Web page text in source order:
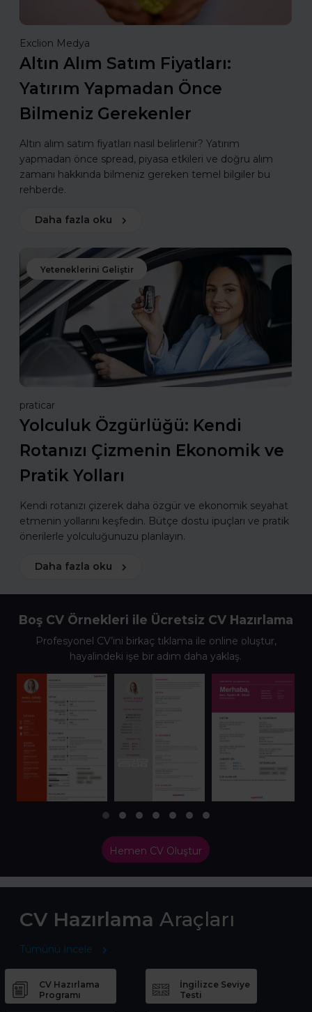
Exclion Medya
Altın Alım Satım Fiyatları:
Yatırım Yapmadan Önce
Bilmeniz Gerekenler
Altın alım satım fiyatları nasıl belirlenir? Yatırım
yapmadan önce spread, piyasa etkileri ve doğru alım
zamanı hakkında bilmeniz gereken temel bilgiler bu
rehberde.
Daha fazla oku
Yeteneklerini Geliştir
praticar
Yolculuk Özgürlüğü: Kendi
Rotanızı Çizmenin Ekonomik ve
Pratik Yolları
Kendi rotanızı çizerek daha özgür ve ekonomik seyahat
etmenin yollarını keşfedin. Bütçe dostu ipuçları ve pratik
önerilerle yolculuğunuzu planlayın.
Daha fazla oku
Boş CV Örnekleri ile Ücretsiz CV Hazırlama
Profesyonel CV’ini birkaç tıklama ile online oluştur,
hayalindeki işe bir adım daha yaklaş.
Hemen CV Oluştur
CV Hazırlama Araçları
Tümünü İncele
CV Hazırlama
Programı
İngilizce Seviye
Testi